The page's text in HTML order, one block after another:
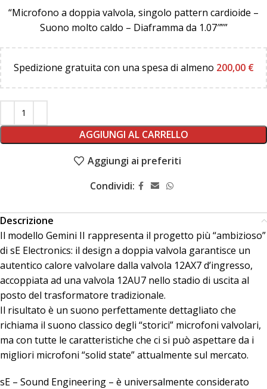
“Microfono a doppia valvola, singolo pattern cardioide –
Suono molto caldo – Diaframma da 1.07″””
Spedizione gratuita con una spesa di almeno 200,00 €
AGGIUNGI AL CARRELLO
Aggiungi ai preferiti
Condividi:
Descrizione
Il modello Gemini II rappresenta il progetto più “ambizioso”
di sE Electronics: il design a doppia valvola garantisce un
autentico calore valvolare dalla valvola 12AX7 d’ingresso,
accoppiata ad una valvola 12AU7 nello stadio di uscita al
posto del trasformatore tradizionale.
Il risultato è un suono perfettamente dettagliato che
richiama il suono classico degli “storici” microfoni valvolari,
ma con tutte le caratteristiche che ci si può aspettare da i
migliori microfoni “solid state” attualmente sul mercato.
sE – Sound Engineering – è universalmente considerato